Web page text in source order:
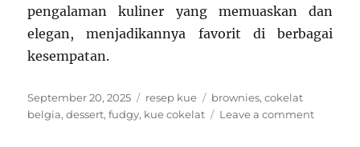
pengalaman kuliner yang memuaskan dan
elegan, menjadikannya favorit di berbagai
kesempatan.
Posted
on
September 20, 2025 Categories
resep kue Tags
brownies,cokelat
belgia,dessert,fudgy, kue cokelat Leave a commenton